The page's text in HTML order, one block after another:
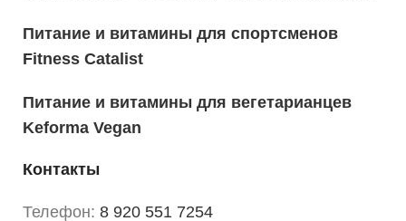
Питание и витамины для спортсменов
Fitness Catalist
Питание и витамины для вегетарианцев
Keforma Vegan
Контакты
Телефон: 8 920 551 7254